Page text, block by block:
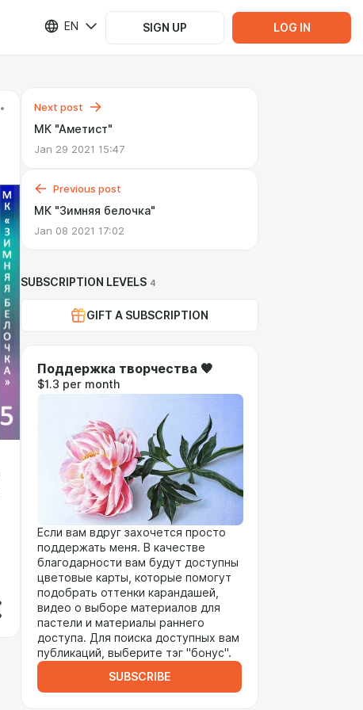
EN SIGN UP LOG IN
Next post
МК "Аметист"
Jan 29 2021 15:47
Previous post
МК "Зимняя белочка"
Jan 08 2021 17:02
SUBSCRIPTION LEVELS 4
GIFT A SUBSCRIPTION
Поддержка творчества 🧡
$1.3 per month
Если вам вдруг захочется просто
поддержать меня. В качестве
благодарности вам будут доступны
цветовые карты, которые помогут
подобрать оттенки карандашей,
видео о выборе материалов для
пастели и материалы раннего
доступа. Для поиска доступных вам
публикаций, выберите тэг "бонус".
SUBSCRIBE